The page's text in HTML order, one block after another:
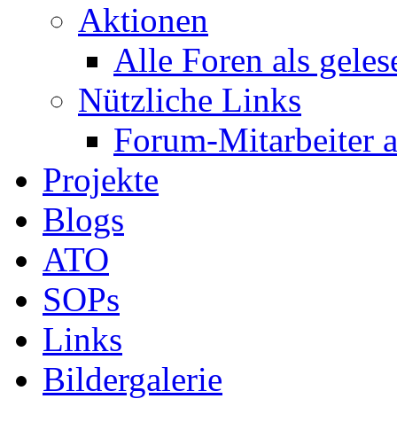
Aktionen
Alle Foren als
Nützliche Links
Forum-Mitarbeiter
Projekte
Blogs
ATO
SOPs
Links
Bildergalerie